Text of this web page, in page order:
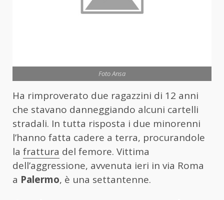
Foto Ansa
Ha rimproverato due ragazzini di 12 anni
che stavano danneggiando alcuni cartelli
stradali. In tutta risposta i due minorenni
l’hanno fatta cadere a terra, procurandole
la frattura del femore. Vittima
dell’aggressione, avvenuta ieri in via Roma
a Palermo, è una settantenne.